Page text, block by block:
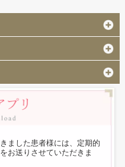
ました患者様には、定期的
お送りさせていただきま